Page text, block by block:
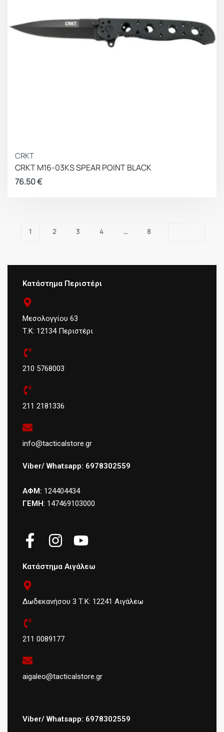
CRKT
CRKT M16-03KS SPEAR POINT BLACK
76.50€
1 2 3 4 … 8
Κατάστημα Περιστέρι
Μεσολογγίου 63
Τ.Κ: 12134 Περιστέρι
210 5768003
211 2181336
info@tacticalstore.gr
Viber/ Whatsapp: 6978302559
ΑΦΜ: 124404434
ΓΕΜΗ: 147469103000
Κατάστημα Αιγάλεω
Δωδεκανήσου 3 Τ.Κ: 12241 Αιγάλεω
211 0089177
aigaleo@tacticalstore.gr
Viber/ Whatsapp: 6978302559